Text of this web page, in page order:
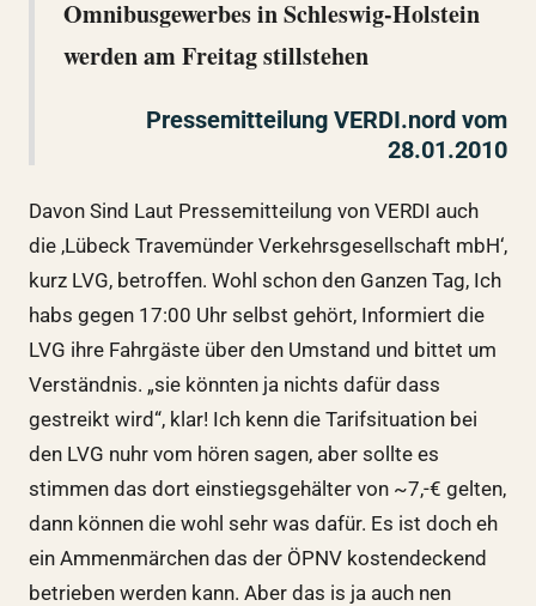
Omnibusgewerbes in Schleswig-Holstein
werden am Freitag stillstehen
Pressemitteilung VERDI.nord vom
28.01.2010
Davon Sind Laut Pressemitteilung von VERDI auch
die ‚Lübeck Travemünder Verkehrsgesellschaft mbH‘,
kurz LVG, betroffen. Wohl schon den Ganzen Tag, Ich
habs gegen 17:00 Uhr selbst gehört, Informiert die
LVG ihre Fahrgäste über den Umstand und bittet um
Verständnis. „sie könnten ja nichts dafür dass
gestreikt wird“, klar! Ich kenn die Tarifsituation bei
den LVG nuhr vom hören sagen, aber sollte es
stimmen das dort einstiegsgehälter von ~7,-€ gelten,
dann können die wohl sehr was dafür. Es ist doch eh
ein Ammenmärchen das der ÖPNV kostendeckend
betrieben werden kann. Aber das is ja auch nen